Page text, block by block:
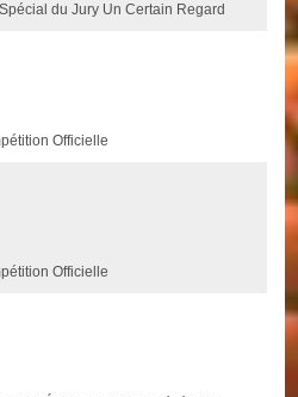
du Jury Un Certain Regard
Officielle
Officielle